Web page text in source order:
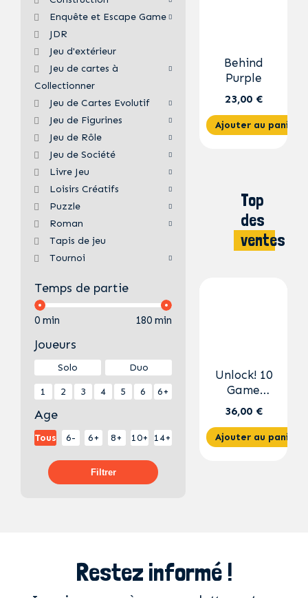
Enquête et Escape Game
JDR
Jeu d'extérieur
Jeu de cartes à
Collectionner
Jeu de Cartes Evolutif
Jeu de Figurines
Jeu de Rôle
Jeu de Société
Livre Jeu
Loisirs Créatifs
Puzzle
Roman
Tapis de jeu
Tournoi
Temps de partie
0 min 180 min
Joueurs
Solo Duo
1 2 3 4 5 6 6+
Age
Tous 6- 6+ 8+ 10+ 14+
Filtrer
Behind
Purple
23,00 €
Ajouter au panier
Top
des
ventes
Unlock! 10
Game
Adventures
36,00 €
Ajouter au panier
Restez informé !